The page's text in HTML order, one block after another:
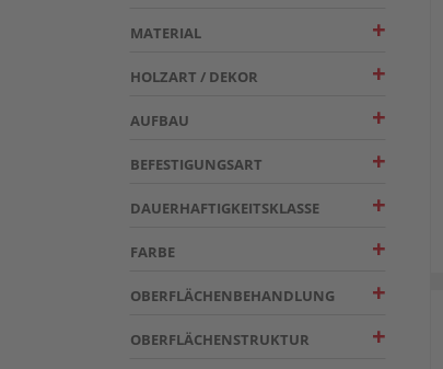
MATERIAL
HOLZART / DEKOR
AUFBAU
BEFESTIGUNGSART
DAUERHAFTIGKEITSKLASSE
FARBE
OBERFLÄCHENBEHANDLUNG
OBERFLÄCHENSTRUKTUR